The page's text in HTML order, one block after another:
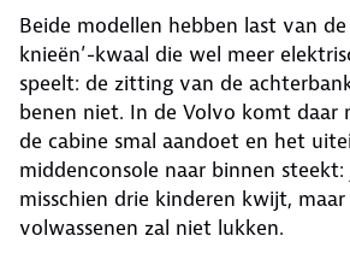
Beide modellen hebben last van
knieën’-kwaal die wel meer
speelt: de zitting van de
benen niet. In de Volvo komt daar
de cabine smal aandoet en het
middenconsole naar binnen
misschien drie kinderen kwijt,
volwassenen zal niet lukken.